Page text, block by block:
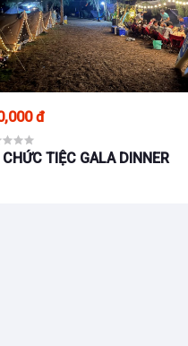
đ
TIỆC GALA DINNER